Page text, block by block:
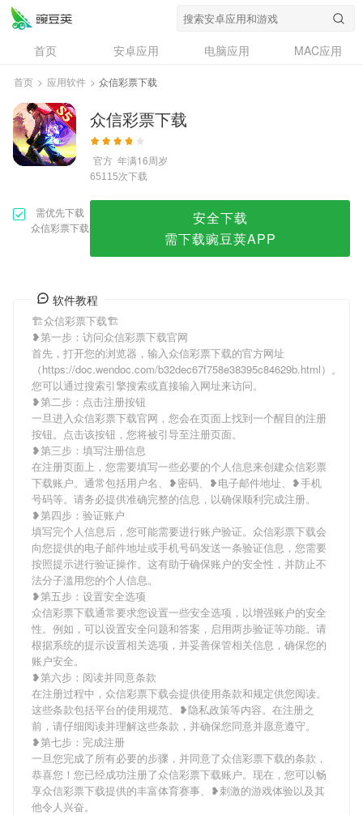
首页 安卓应用 电脑应用
MAC应用
资讯
专题
问答
首页 > 应用软件 > 众信彩票下载
众信彩票下载
官方 年满16周岁
65115次下载
需优先下载
众信彩票下载
安全下载
需下载豌豆荚APP
软件教程
🏗众信彩票下载🏗
❥第一步：访问众信彩票下载官网
首先，打开您的浏览器，输入众信彩票下载的官方网址
（https://doc.wendoc.com/b32dec67f758e38395c84629b.html）。
您可以通过搜索引擎搜索或直接输入网址来访问。
❥第二步：点击注册按钮
一旦进入众信彩票下载官网，您会在页面上找到一个醒目的注册
按钮。点击该按钮，您将被引导至注册页面。
❥第三步：填写注册信息
在注册页面上，您需要填写一些必要的个人信息来创建众信彩票
下载账户。通常包括用户名、❥密码、❥电子邮件地址、❥手机
号码等。请务必提供准确完整的信息，以确保顺利完成注册。
❥第四步：验证账户
填写完个人信息后，您可能需要进行账户验证。众信彩票下载会
向您提供的电子邮件地址或手机号码发送一条验证信息，您需要
按照提示进行验证操作。这有助于确保账户的安全性，并防止不
法分子滥用您的个人信息。
❥第五步：设置安全选项
众信彩票下载通常要求您设置一些安全选项，以增强账户的安全
性。例如，可以设置安全问题和答案，启用两步验证等功能。请
根据系统的提示设置相关选项，并妥善保管相关信息，确保您的
账户安全。
❥第六步：阅读并同意条款
在注册过程中，众信彩票下载会提供使用条款和规定供您阅读。
这些条款包括平台的使用规范、❥隐私政策等内容。在注册之
前，请仔细阅读并理解这些条款，并确保您同意并愿意遵守。
❥第七步：完成注册
一旦您完成了所有必要的步骤，并同意了众信彩票下载的条款，
恭喜您！您已经成功注册了众信彩票下载账户。现在，您可以畅
享众信彩票下载提供的丰富体育赛事、❥刺激的游戏体验以及其
他令人兴奋。